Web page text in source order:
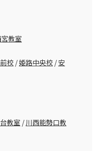
教室
校 /姫路中央校 /安
教室 /川西能勢口教